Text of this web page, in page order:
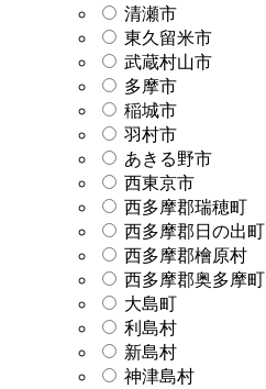
清瀬市
東久留米市
武蔵村山市
多摩市
稲城市
羽村市
あきる野市
西東京市
西多摩郡瑞穂町
西多摩郡日の出町
西多摩郡檜原村
西多摩郡奥多摩町
大島町
利島村
新島村
神津島村